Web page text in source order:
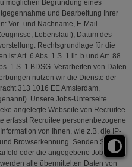
möglichen Begründung eines
und Bearbeitung Ihrer
Vor- und Nachname, E-Mail-
Lebenslauf), Datum des
Rechtsgrundlage für die
ist Art. 6 Abs. 1 S. 1 lit. b und Art. 88
1 S. 1 BDSG. Verarbeiten von Daten
nutzen wir die Dienste der
313 1016 EE Amsterdam,
Unsere Jobs-Unterseite
angelegte Webseite von Recruitee
erfasst Recruitee personenbezogene
von Ihnen, wie z.B. die IP-
Browserkennung. Senden Sie uns
oder die angegebene Job-E-
alle übermittelten Daten von